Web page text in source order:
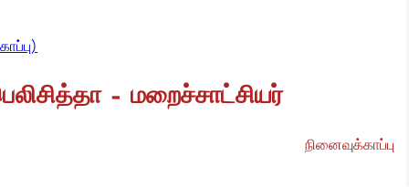
– மறைச்சாட்சியர்
நினைவுக்காப்பு